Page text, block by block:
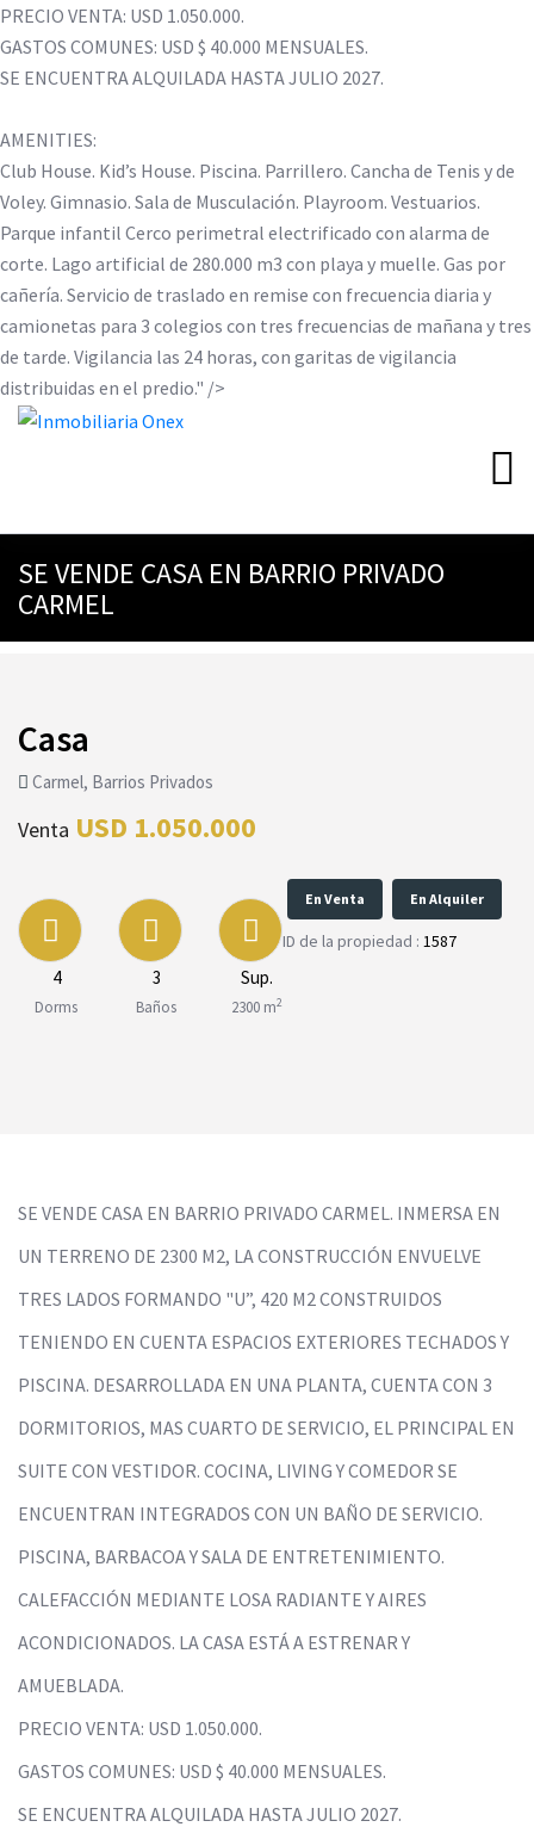
PRECIO VENTA: USD 1.050.000.
GASTOS COMUNES: USD $ 40.000 MENSUALES.
SE ENCUENTRA ALQUILADA HASTA JULIO 2027.
AMENITIES:
Club House. Kid’s House. Piscina. Parrillero. Cancha de Tenis y de
Voley. Gimnasio. Sala de Musculación. Playroom. Vestuarios.
Parque infantil Cerco perimetral electrificado con alarma de
corte. Lago artificial de 280.000 m3 con playa y muelle. Gas por
cañería. Servicio de traslado en remise con frecuencia diaria y
camionetas para 3 colegios con tres frecuencias de mañana y tres
de tarde. Vigilancia las 24 horas, con garitas de vigilancia
distribuidas en el predio." />
SE VENDE CASA EN BARRIO PRIVADO
CARMEL
Casa
Carmel, Barrios Privados
Venta USD 1.050.000
4
Dorms
3
Baños
Sup.
2300 m2
En Venta En Alquiler
ID de la propiedad : 1587
SE VENDE CASA EN BARRIO PRIVADO CARMEL. INMERSA EN
UN TERRENO DE 2300 M2, LA CONSTRUCCIÓN ENVUELVE
TRES LADOS FORMANDO "U”, 420 M2 CONSTRUIDOS
TENIENDO EN CUENTA ESPACIOS EXTERIORES TECHADOS Y
PISCINA. DESARROLLADA EN UNA PLANTA, CUENTA CON 3
DORMITORIOS, MAS CUARTO DE SERVICIO, EL PRINCIPAL EN
SUITE CON VESTIDOR. COCINA, LIVING Y COMEDOR SE
ENCUENTRAN INTEGRADOS CON UN BAÑO DE SERVICIO.
PISCINA, BARBACOA Y SALA DE ENTRETENIMIENTO.
CALEFACCIÓN MEDIANTE LOSA RADIANTE Y AIRES
ACONDICIONADOS. LA CASA ESTÁ A ESTRENAR Y
AMUEBLADA.
PRECIO VENTA: USD 1.050.000.
GASTOS COMUNES: USD $ 40.000 MENSUALES.
SE ENCUENTRA ALQUILADA HASTA JULIO 2027.